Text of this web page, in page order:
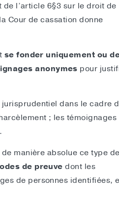
l’article 6§3 sur le droit de
Cour de cassation donne
se fonder uniquement ou
anonymes pour
dans le cadre
; les témoignages
manière absolue ce type de
de preuve dont les
de personnes identifiées,